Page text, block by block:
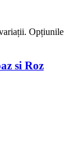
Opțiunile
si Roz